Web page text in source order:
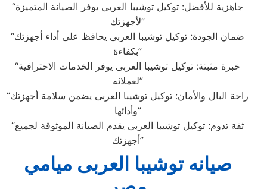
“جاهزية للأفضل: توكيل توشيبا العربى يوفر الصيانة المتميزة
لأجهزتك”
“ضمان الجودة: توكيل توشيبا العربى يحافظ على أداء أجهزتك
بكفاءة”
“خبرة مثبتة: توكيل توشيبا العربى يوفر الخدمات الاحترافية
لعملائه”
“راحة البال والأمان: توكيل توشيبا العربى يضمن سلامة أجهزتك
وأدائها”
“ثقة تدوم: توكيل توشيبا العربى يقدم الصيانة الموثوقة لجميع
أجهزتك”
صيانه توشيبا العربى ميامي